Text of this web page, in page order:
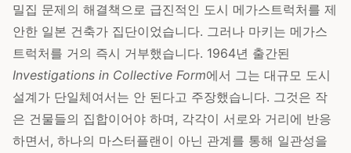
밀집 문제의 해결책으로 급진적인 도시 메가스트럭처를 제
안한 일본 건축가 집단이었습니다. 그러나 마키는 메가스
트럭처를 거의 즉시 거부했습니다. 1964년 출간된
Investigations in Collective Form에서 그는 대규모 도시
설계가 단일체여서는 안 된다고 주장했습니다. 그것은 작
은 건물들의 집합이어야 하며, 각각이 서로와 거리에 반응
하면서, 하나의 마스터플랜이 아닌 관계를 통해 일관성을